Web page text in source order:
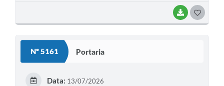
BAIXAR
Nº 5161 Portaria
Data: 13/07/2026